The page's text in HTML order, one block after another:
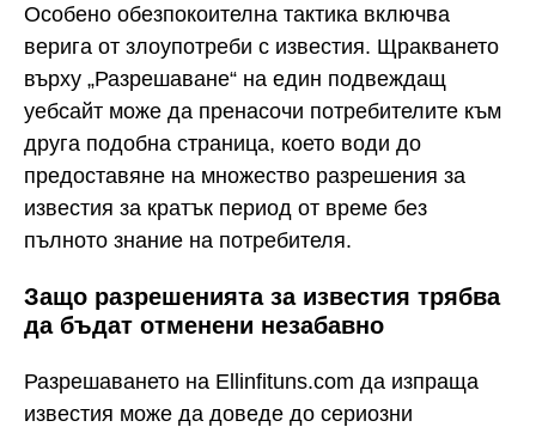
Особено обезпокоителна тактика включва
верига от злоупотреби с известия. Щракването
върху „Разрешаване“ на един подвеждащ
уебсайт може да пренасочи потребителите към
друга подобна страница, което води до
предоставяне на множество разрешения за
известия за кратък период от време без
пълното знание на потребителя.
Защо разрешенията за известия трябва
да бъдат отменени незабавно
Разрешаването на Ellinfituns.com да изпраща
известия може да доведе до сериозни